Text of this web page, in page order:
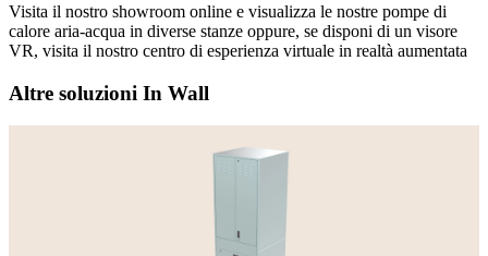
Visita il nostro showroom online e visualizza le nostre pompe di
calore aria-acqua in diverse stanze oppure, se disponi di un visore
VR, visita il nostro centro di esperienza virtuale in realtà aumentata
Altre soluzioni In Wall